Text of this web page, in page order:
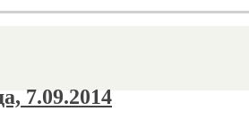
7.09.2014